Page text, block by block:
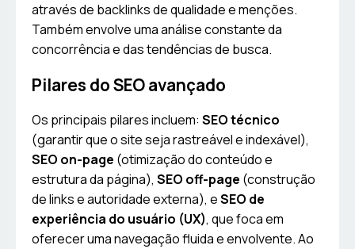
através de backlinks de qualidade e menções.
Também envolve uma análise constante da
concorrência e das tendências de busca.
Pilares do SEO avançado
Os principais pilares incluem: SEO técnico
(garantir que o site seja rastreável e indexável),
SEO on-page (otimização do conteúdo e
estrutura da página), SEO off-page (construção
de links e autoridade externa), eSEO de
experiência do usuário (UX), que foca em
oferecer uma navegação fluida e envolvente. Ao